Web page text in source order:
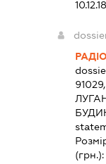
10.12.18